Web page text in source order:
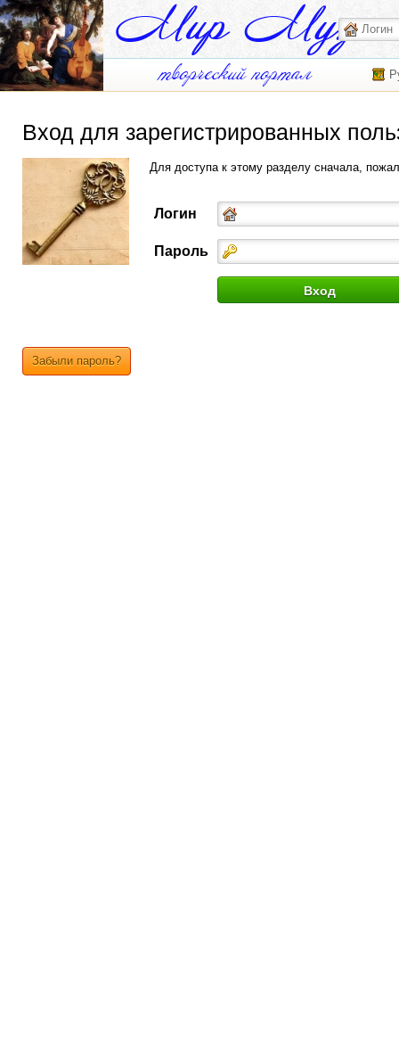
Вход для зарегистрированных
Для доступа к этому разделу сначала,
Логин
Пароль
Забыли пароль?